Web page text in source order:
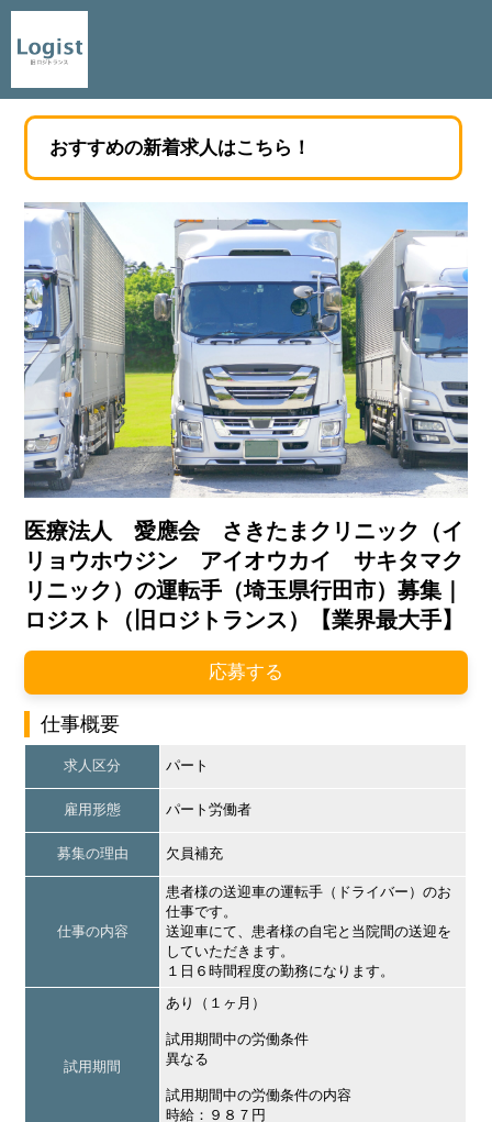
おすすめの新着求人はこちら！
医療法人 愛應会 さきたまクリニック（イ
リョウホウジン アイオウカイ サキタマク
リニック）の運転手（埼玉県行田市）募集｜
ロジスト（旧ロジトランス）【業界最大手】
応募する
仕事概要
求人区分 パート
雇用形態 パート労働者
募集の理由 欠員補充
仕事の内容
患者様の送迎車の運転手（ドライバー）のお
仕事です。
送迎車にて、患者様の自宅と当院間の送迎を
していただきます。
１日６時間程度の勤務になります。
試用期間
あり（１ヶ月）
試用期間中の労働条件
異なる
試用期間中の労働条件の内容
時給：９８７円